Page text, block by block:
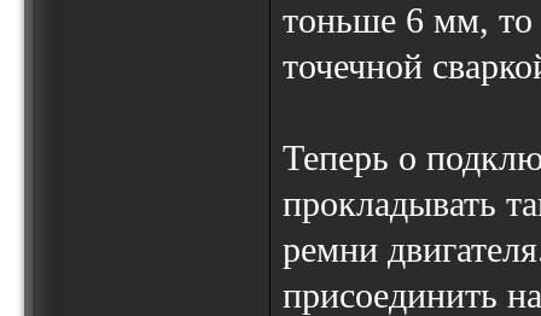
тоньше 6 мм, то
точечной
Теперь о
прокладывать
ремни
присоединить